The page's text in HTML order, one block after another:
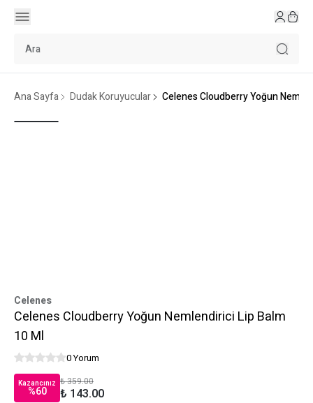
Ana Sayfa Dudak Koruyucular Celenes Cloudberry Yoğun
Celenes
Celenes Cloudberry Yoğun Nemlendirici Lip Balm
10 Ml
0 Yorum
Kazancınız
%60
₺ 359.00
₺ 143.00